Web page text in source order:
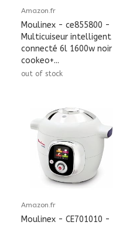
Amazon.fr
Moulinex - ce855800 -
Multicuiseur intelligent
connecté 6l 1600w noir
cookeo+...
out of stock
Amazon.fr
Moulinex - CE701010 -